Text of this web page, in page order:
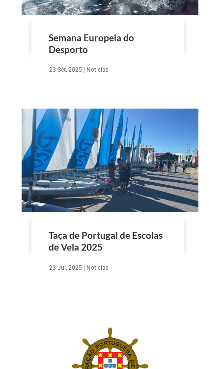
Semana Europeia do
Desporto
23 Set, 2025| Notícias
Taça de Portugal de Escolas
de Vela 2025
23 Jul, 2025| Notícias